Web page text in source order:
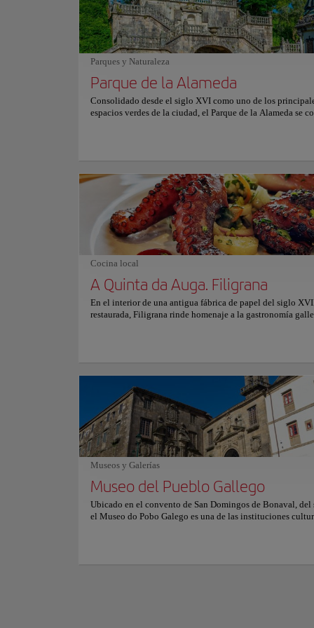
elegante. El ambiente transmite calma y sofisticación,
cuidado por el detalle convierte cada visita en una
gastronómica memorable. Para más información sobre
precios, consulte su sitio web oficial.
Parques y Naturaleza
Parque de la Alameda
Consolidado desde el siglo XVI como uno de los
espacios verdes de la ciudad, el Parque de la Alameda se
Santa Susana y Paseo da Ferradura. Caminos amplios
robles y castaños centenarios conducen hacia fuentes,
piedra, esculturas tradicionales y miradores naturales
aprecia el perfil urbano con claridad. A lo largo del día,
pulmón verde mantiene un ambiente relajado y acogedor.
locales, peregrinos y visitantes comparten sus senderos
sombra de los árboles, mientras la luz del atardecer
Catedral y crea una escena serena que refleja la esencia
la ciudad.
Cocina local
A Quinta da Auga. Filigrana
En el interior de una antigua fábrica de papel del siglo
restaurada, Filigrana rinde homenaje a la gastronomía
tinto y aromáticos arroces acompañados por elegantes vinos
Albariño de las cercanas Rías Baixas. Paredes de piedra
de madera y una iluminación tenue crean un ambiente
sereno. Grandes ventanales se abren hacia jardines y el río,
envolviendo el comedor en una atmósfera elegante de calma
contemporánea.
Museos y Galerías
Museo del Pueblo Gallego
Ubicado en el convento de San Domingos de Bonaval,
el Museo do Pobo Galego es una de las instituciones
Lugares Históricos
Cultura
complejos
relevancia
reflejando el
Su imponente
conjunto
iglesia de nave
En la actualidad,
como lugar de
litúrgicas que